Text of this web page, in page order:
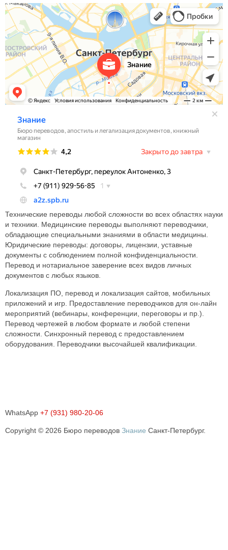
Технические переводы любой сложности во всех областях науки
и техники. Медицинские переводы выполняют переводчики,
обладающие специальными знаниями в области медицины.
Юридические переводы: договоры, лицензии, уставные
документы с соблюдением полной конфиденциальности.
Перевод и нотариальное заверение всех видов личных
документов с любых языков.
Локализация ПО, перевод и локализация сайтов, мобильных
приложений и игр. Предоставление переводчиков для он-лайн
мероприятий (вебинары, конференции, переговоры и пр.).
Перевод чертежей в любом формате и любой степени
сложности. Синхронный перевод с предоставлением
оборудования. Переводчики высочайшей квалификации.
WhatsApp +7 (931) 980-20-06
Copyright © 2026 Бюро переводов Знание Санкт-Петербург.